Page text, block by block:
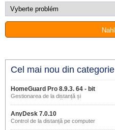
Cel mai nou din categorie
HomeGuard Pro 8.9.3. 64 - bit
Gestionarea de la distanță și
monitorizarea activităților PC-ului
AnyDesk 7.0.10
Control de la distanță pe computer